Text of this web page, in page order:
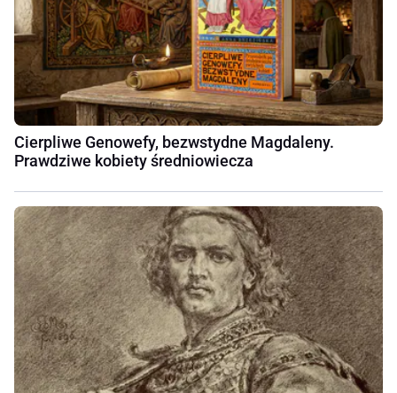
Cierpliwe Genowefy, bezwstydne Magdaleny.
Prawdziwe kobiety średniowiecza